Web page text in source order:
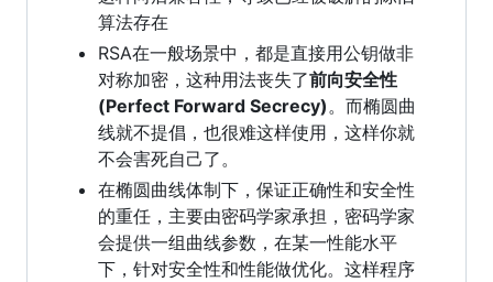
算法存在
RSA在一般场景中，都是直接用公钥做非
对称加密，这种用法丧失了前向安全性
(Perfect Forward Secrecy) 。而椭圆曲
线就不提倡，也很难这样使用，这样你就
不会害死自己了。
在椭圆曲线体制下，保证正确性和安全性
的重任，主要由密码学家承担，密码学家
会提供一组曲线参数，在某一性能水平
下，针对安全性和性能做优化。这样程序